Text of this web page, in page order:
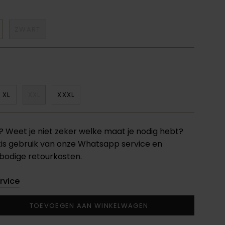
XL XXXL
Weet je niet zeker welke maat je nodig hebt?
gebruik van onze Whatsapp service en
retourkosten.
TOEVOEGEN AAN WINKELWAGEN